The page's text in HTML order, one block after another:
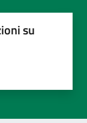
su